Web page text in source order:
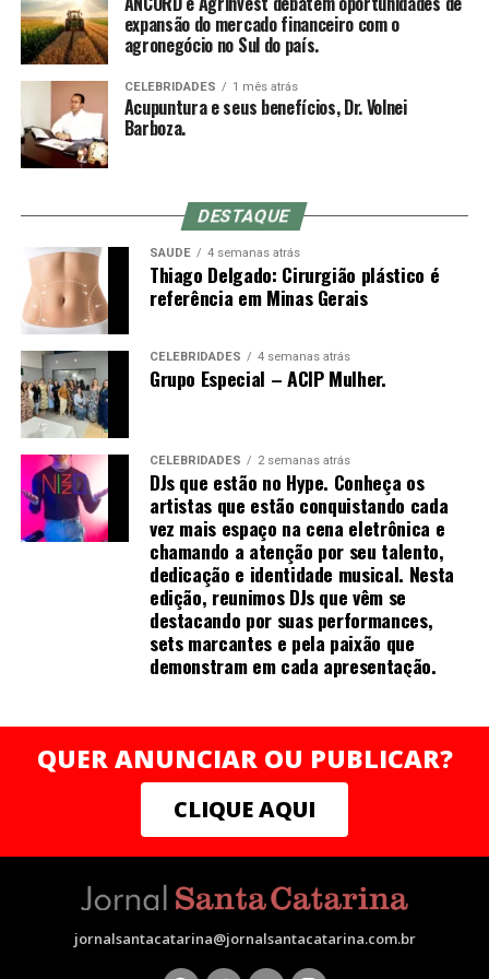
Nacional das Corretoras e Distribuidoras de Títulos e
Valores Mobiliários, Câmbio e Mercadorias) se
Indústria de Intermediação. É também reconhecida pela
qualidade de suas iniciativas educacionais e, por conta de
sua experiência, modernos processos e constantes
do mercado financeiro e de capitais como Entidade
Certificadora e Credenciadora.
Sobre a Agrinvest Commodities
A Agrinvest Commodities é referência em inteligência de
mercado e gestão de risco para o agronegócio brasileiro,
conectando produtores, indústrias e o mercado
financeiro por meio de análises, consultoria e operações
em commodities agrícolas.
movimento rápido à mão livre até a profundidade
indicada, o que não é possível com o mandril (a
diferença entre o comprimento do mandril e da agulha é
o quanto se conseguirá inserir da agulha no primeiro
movimento).
De-qi (Chinês: 得气; pinyin: dé qì; “chegada de qi”) se
refere a uma alegada sensação de torpor, distensão ou
formigamento elétrico no local da agulha. Se essa
sensação não ocorre, então se justifica dizendo que o
acuponto não foi localizado corretamente, ou a agulha
não foi inserida na profundidade correta, ou houve
manipulação inadequada. Se o de-qi não é
imediatamente sentido no local de inserção da agulha,
várias técnicas de manipulação costumam ser
empregadas para promovê-la, como arrancar, sacudir e
tremer.[61]
Uma vez que o de-qi é observado, técnicas podem ser
utilizadas para “influenciar” o de-qi: por exemplo,
objetivam “tonificar” (chinês: 补; pinyin: bǔ) ou “sedar”
As primeiras técnicas são usadas em padrões de
[61] O de-qi é mais importante na acupuntura chinesa,
não considerá-lo uma parte necessária do tratamento.
expansão do mercado financeiro com o
agronegócio no Sul do país.
CELEBRIDADES 1 mês atrás
Acupuntura e seus benefícios, Dr. Volnei
Barboza.
DESTAQUE
SAÚDE 4 semanas atrás
Thiago Delgado: Cirurgião plástico é
referência em Minas Gerais
CELEBRIDADES 4 semanas atrás
Grupo Especial – ACIP Mulher.
CELEBRIDADES 2 semanas atrás
DJs que estão no Hype. Conheça os
artistas que estão conquistando cada
vez mais espaço na cena eletrônica e
chamando a atenção por seu talento,
dedicação e identidade musical. Nesta
edição, reunimos DJs que vêm se
destacando por suas performances,
sets marcantes e pela paixão que
demonstram em cada apresentação.
QUER ANUNCIAR OU PUBLICAR?
CLIQUE AQUI
jornalsantacatarina@jornalsantacatarina.com.br